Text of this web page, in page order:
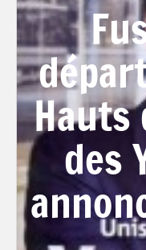
Hauts
des